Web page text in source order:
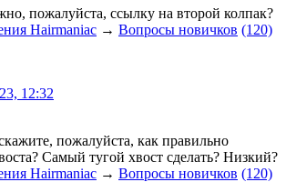
пожалуйста, ссылку на второй колпак?
Hairmaniac → Вопросы новичков (120)
12:32
пожалуйста, как правильно
Самый тугой хвост сделать? Низкий?
Hairmaniac → Вопросы новичков (120)